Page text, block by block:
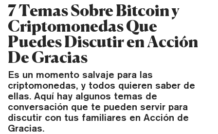
7 Temas Sobre Bitcoin y
Criptomonedas Que
Puedes Discutir en Acción
De Gracias
Es un momento salvaje para las
criptomonedas, y todos quieren saber de
ellas. Aquí hay algunos temas de
conversación que te pueden servir para
discutir con tus familiares en Acción de
Gracias.